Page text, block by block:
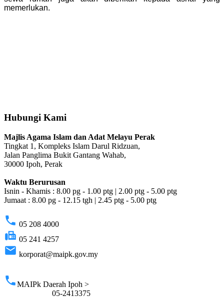
memerlukan.
Hubungi Kami
Majlis Agama Islam dan Adat Melayu Perak
Tingkat 1, Kompleks Islam Darul Ridzuan,
Jalan Panglima Bukit Gantang Wahab,
30000 Ipoh, Perak
Waktu Berurusan
Isnin - Khamis : 8.00 pg - 1.00 ptg | 2.00 ptg - 5.00 ptg
Jumaat : 8.00 pg - 12.15 tgh | 2.45 ptg - 5.00 ptg
phone 05 208 4000
fax 05 241 4257
email korporat@maipk.gov.my
phoneMAIPk Daerah Ipoh >
05-2413375